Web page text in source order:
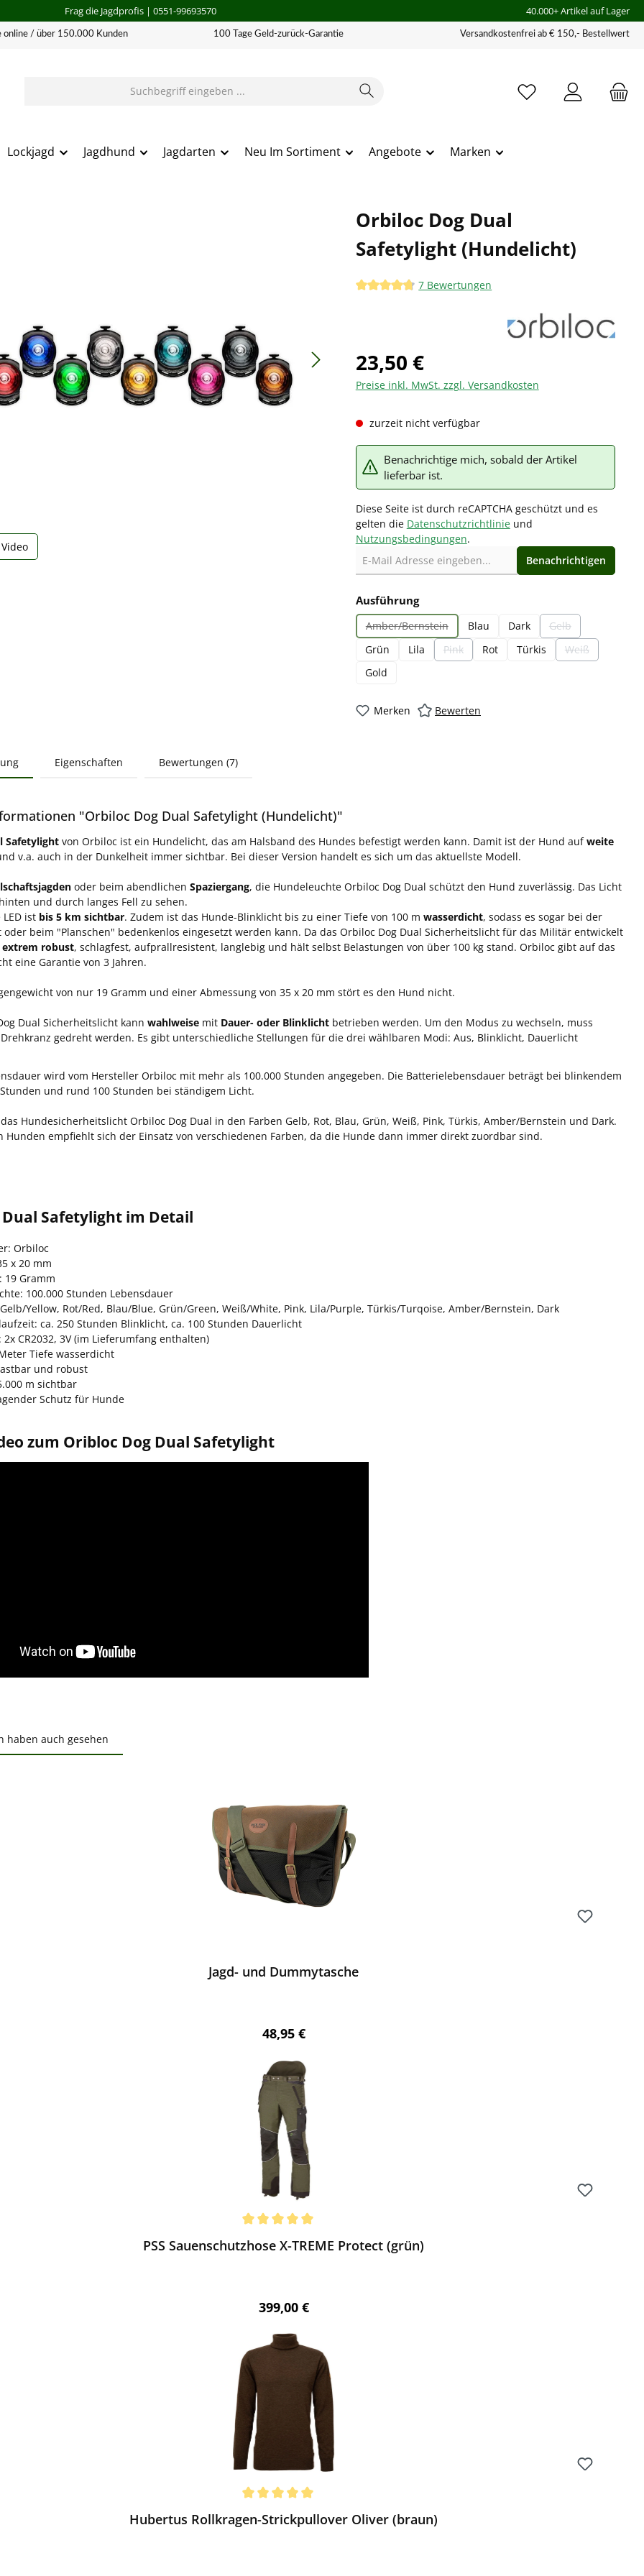
Frag die Jagdprofis| 0551-99693570 40.000+ Artikel auf Lager
online / über 150.000 Kunden 100 Tage Geld-zurück-Garantie Versandkostenfrei ab € 150,- Bestellwert
Lockjagd Jagdhund Jagdarten Neu Im Sortiment Angebote Marken
Video
Orbiloc Dog Dual
Safetylight (Hundelicht)
Durchschnittliche Bewertung von 4.86 von 5 Sternen
7 Bewertungen
23,50 €
Preise inkl. MwSt. zzgl. Versandkosten
zurzeit nicht verfügbar
Benachrichtige mich, sobald der Artikel
lieferbar ist.
Diese Seite ist durch reCAPTCHA geschützt und es
gelten die Datenschutzrichtlinieund
Nutzungsbedingungen.
Benachrichtigen
Ausführungauswählen
Amber/Bernstein
(Diese Option ist zurzeit nicht verfügbar.)
Blau Dark Gelb
(Diese Option ist
Grün Lila Pink
(Diese Option ist zurzeit nicht verfügbar.)
Rot Türkis Weiß
(Diese Option
Gold
Merken Bewerten
Eigenschaften Bewertungen (7)
"Orbiloc Dog Dual Safetylight (Hundelicht)"
Safetylight von Orbiloc ist ein Hundelicht, das am Halsband des Hundes befestigt werden kann. Damit ist der Hund aufweite
v.a. auch in der Dunkelheit immer sichtbar. Bei dieser Version handelt es sich um das aktuellste Modell.
oder beim abendlichen Spaziergang, die Hundeleuchte Orbiloc Dog Dual schützt den Hund zuverlässig. Das Licht
und durch langes Fell zu sehen.
ist bis 5 km sichtbar. Zudem ist das Hunde-Blinklicht bis zu einer Tiefe von 100 m wasserdicht, sodass es sogar bei der
oder beim "Planschen" bedenkenlos eingesetzt werden kann. Da das Orbiloc Dog Dual Sicherheitslicht für das Militär entwickelt
extrem robust, schlagfest, aufprallresistent, langlebig und hält selbst Belastungen von über 100 kg stand. Orbiloc gibt auf das
eine Garantie von 3 Jahren.
von nur 19 Gramm und einer Abmessung von 35 x 20 mm stört es den Hund nicht.
Dual Sicherheitslicht kann wahlweise mit Dauer- oder Blinklicht betrieben werden. Um den Modus zu wechseln, muss
gedreht werden. Es gibt unterschiedliche Stellungen für die drei wählbaren Modi: Aus, Blinklicht, Dauerlicht
wird vom Hersteller Orbiloc mit mehr als 100.000 Stunden angegeben. Die Batterielebensdauer beträgt bei blinkendem
und rund 100 Stunden bei ständigem Licht.
Hundesicherheitslicht Orbiloc Dog Dual in den Farben Gelb, Rot, Blau, Grün, Weiß, Pink, Türkis, Amber/Bernstein und Dark.
Hunden empfiehlt sich der Einsatz von verschiedenen Farben, da die Hunde dann immer direkt zuordbar sind.
Dual Safetylight im Detail
Orbiloc
x 20 mm
19 Gramm
100.000 Stunden Lebensdauer
Yellow, Rot/Red, Blau/Blue, Grün/Green, Weiß/White, Pink, Lila/Purple, Türkis/Turqoise, Amber/Bernstein, Dark
ca. 250 Stunden Blinklicht, ca. 100 Stunden Dauerlicht
2x CR2032, 3V (im Lieferumfang enthalten)
Tiefe wasserdicht
und robust
m sichtbar
Schutz für Hunde
zum Oribloc Dog Dual Safetylight
haben auch gesehen
Jagd- und Dummytasche
Regulärer Preis:
48,95 €
PSS Sauenschutzhose X-TREME Protect (grün)
Regulärer Preis:
399,00 €
Hubertus Rollkragen-Strickpullover Oliver (braun)